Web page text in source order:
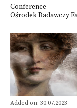
Conference
Ośrodek Badawczy
Added on: 30.07.2023